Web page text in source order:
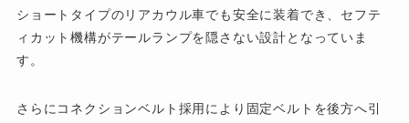
ショートタイプのリアカウル車でも安全に装着でき、セフテ
ィカット機構がテールランプを隠さない設計となっていま
す。
さらにコネクションベルト採用により固定ベルトを後方へ引